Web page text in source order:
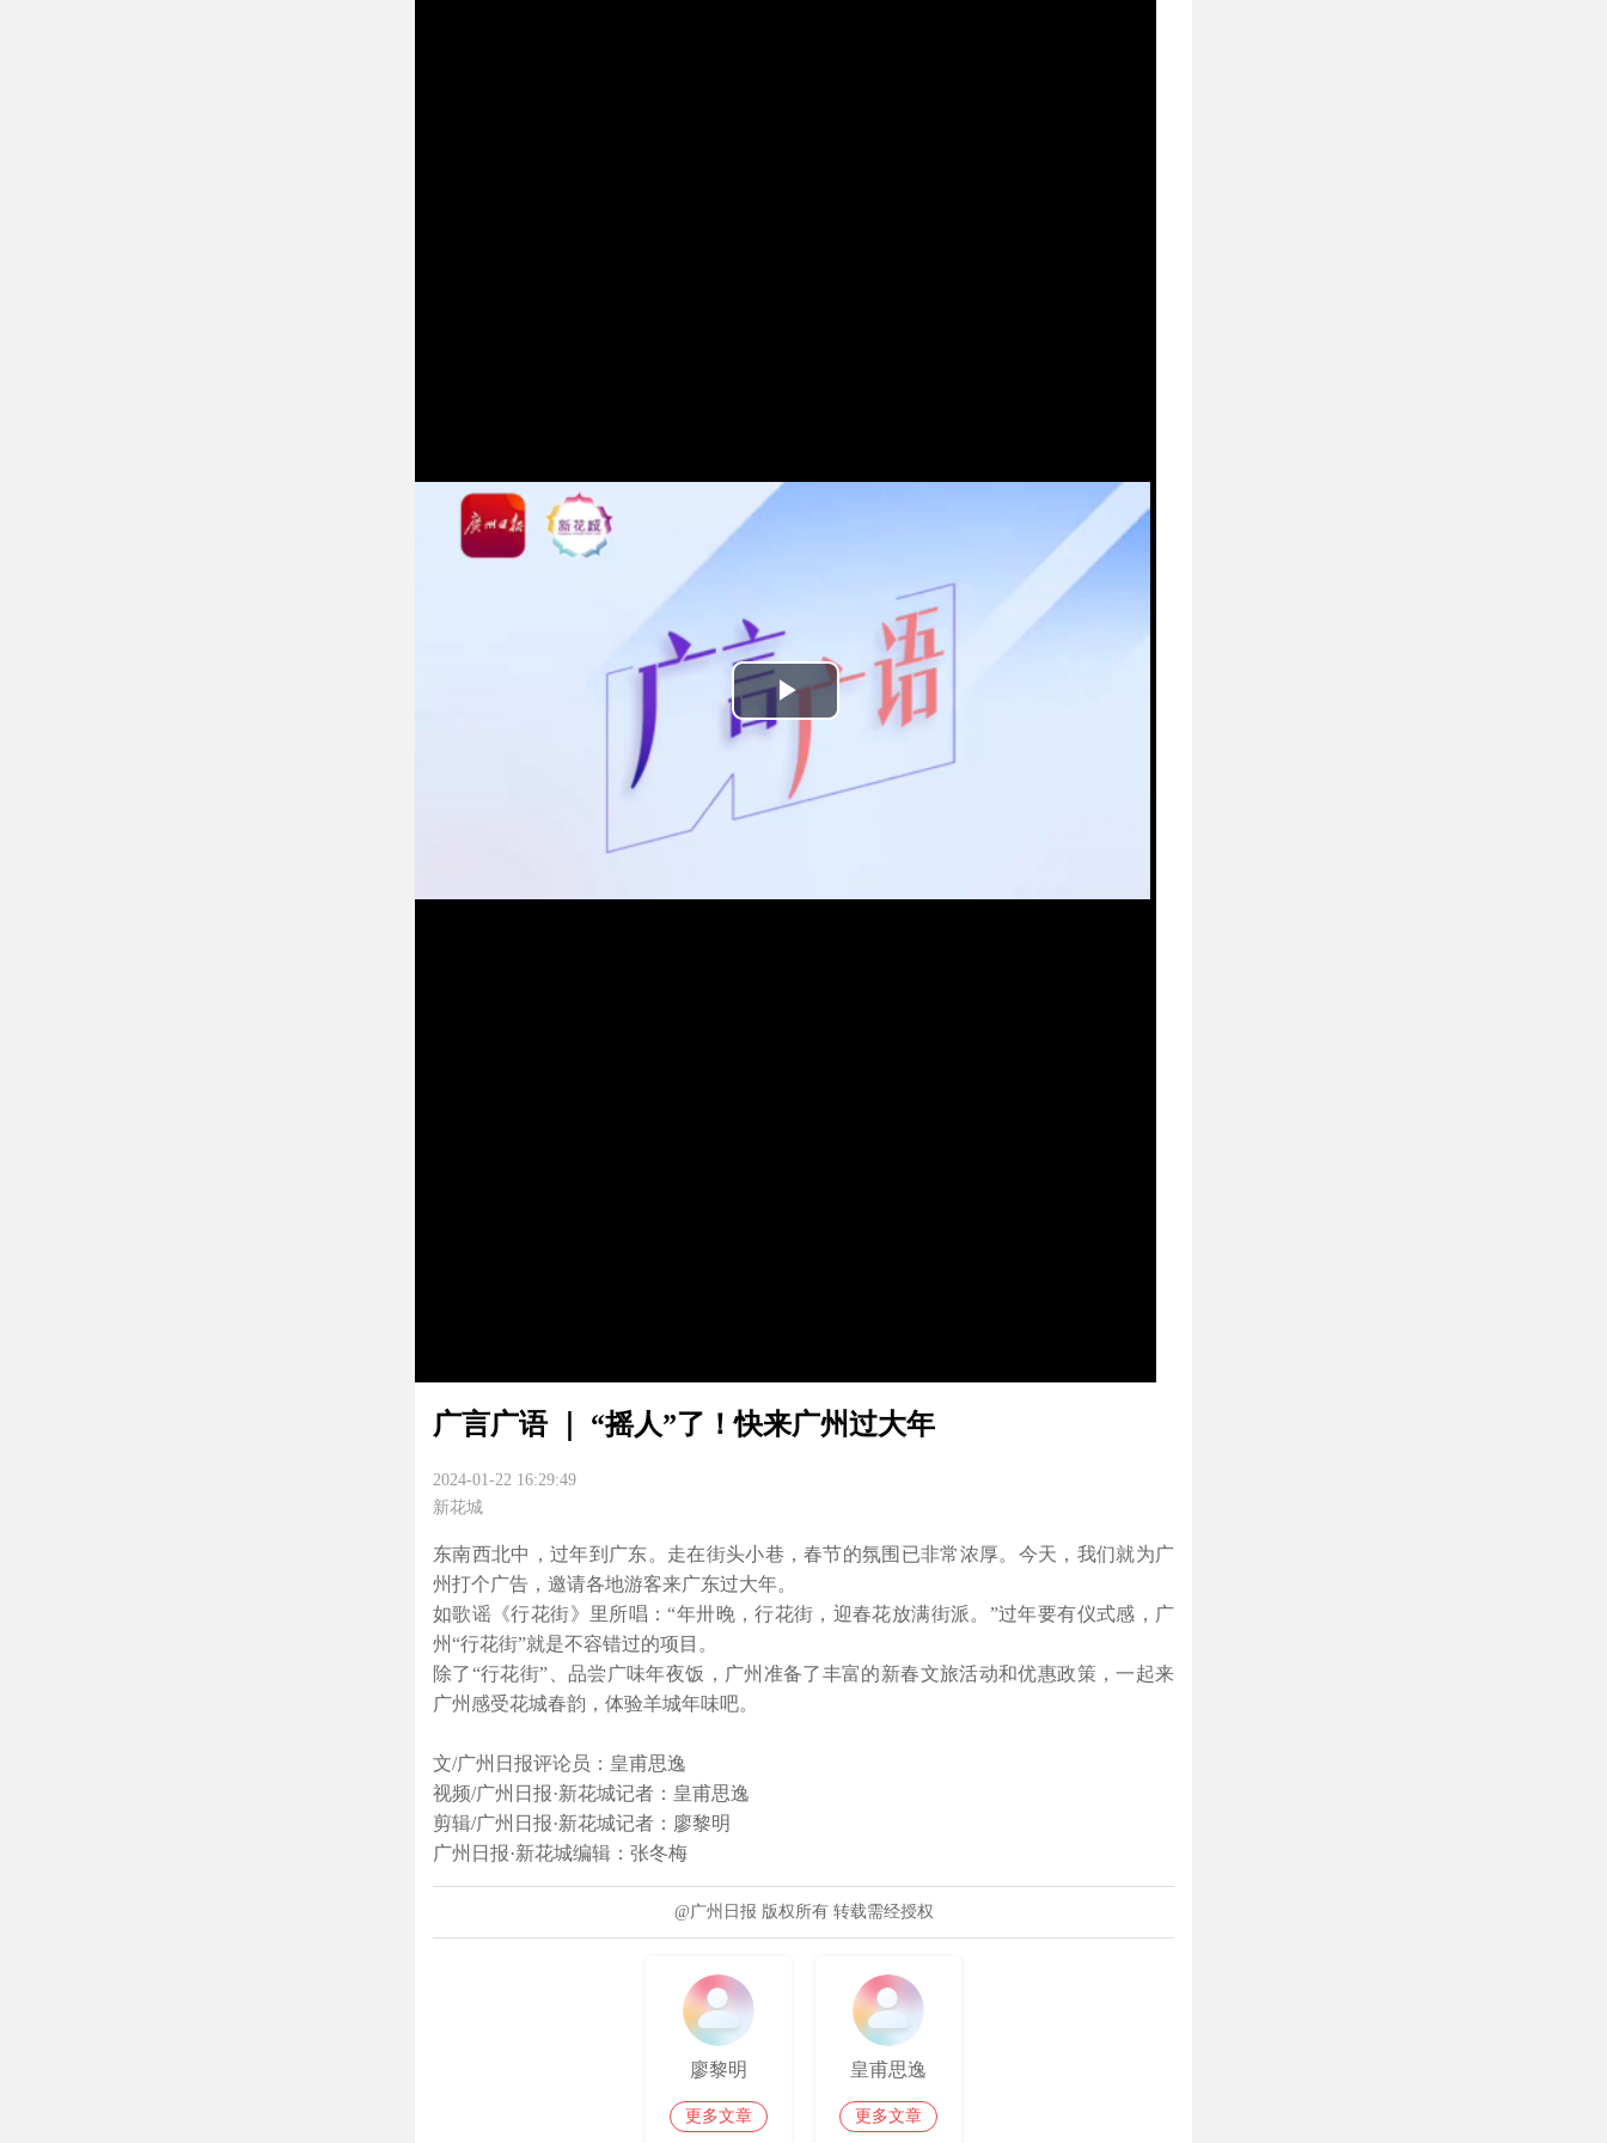
Play
Video
广言广语 ｜ “摇人”了！快来广州过大年
2024-01-22 16:29:49
新花城
东南西北中，过年到广东。走在街头小巷，春节的氛围已非常浓厚。今天，我们就为广
州打个广告，邀请各地游客来广东过大年。
如歌谣《行花街》里所唱：“年卅晚，行花街，迎春花放满街派。”过年要有仪式感，广
州“行花街”就是不容错过的项目。
除了“行花街”、品尝广味年夜饭，广州准备了丰富的新春文旅活动和优惠政策，一起来
广州感受花城春韵，体验羊城年味吧。
文/广州日报评论员：皇甫思逸
视频/广州日报·新花城记者：皇甫思逸
剪辑/广州日报·新花城记者：廖黎明
广州日报·新花城编辑：张冬梅
@广州日报 版权所有 转载需经授权
廖黎明
更多文章
皇甫思逸
更多文章